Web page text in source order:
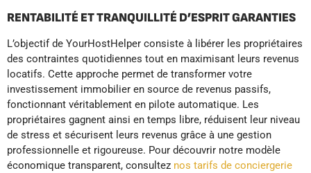
RENTABILITÉ ET TRANQUILLITÉ D’ESPRIT GARANTIES
L’objectif de YourHostHelper consiste à libérer les propriétaires
des contraintes quotidiennes tout en maximisant leurs revenus
locatifs. Cette approche permet de transformer votre
investissement immobilier en source de revenus passifs,
fonctionnant véritablement en pilote automatique. Les
propriétaires gagnent ainsi en temps libre, réduisent leur niveau
de stress et sécurisent leurs revenus grâce à une gestion
professionnelle et rigoureuse. Pour découvrir notre modèle
économique transparent, consultez nos tarifs de conciergerie